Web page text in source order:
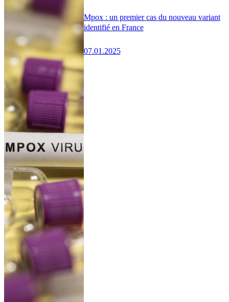
Mpox : un premier cas du nouveau variant
identifié en France
07.01.2025